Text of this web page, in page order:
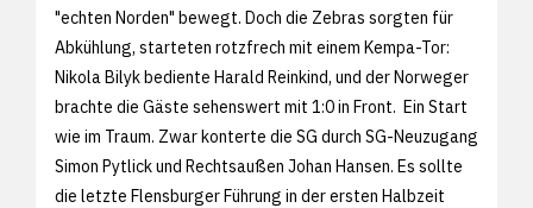
"echten Norden" bewegt. Doch die Zebras sorgten für
Abkühlung, starteten rotzfrech mit einem Kempa-Tor:
Nikola Bilyk bediente Harald Reinkind, und der Norweger
brachte die Gäste sehenswert mit 1:0 in Front. Ein Start
wie im Traum. Zwar konterte die SG durch SG-Neuzugang
Simon Pytlick und Rechtsaußen Johan Hansen. Es sollte
die letzte Flensburger Führung in der ersten Halbzeit